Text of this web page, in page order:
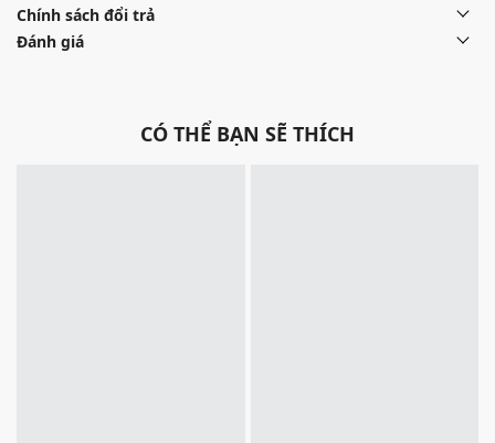
Chính sách đổi trả
Đánh giá
CÓ THỂ BẠN SẼ THÍCH